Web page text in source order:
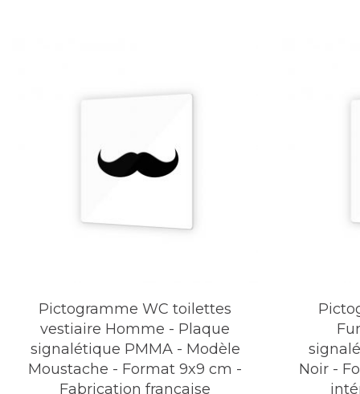
Pictogramme WC toilettes
vestiaire Homme - Plaque
signalétique PMMA - Modèle
Moustache - Format 9x9 cm -
Fabrication française
Noir -